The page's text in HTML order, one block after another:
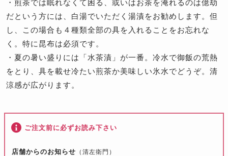
・煎茶では眠れなくて困る、或いはお茶を淹れるのは億劫
だという方には、白湯でいただく湯漬をお勧めします。但
し、この場合も４種類全部の具を入れることをお忘れな
く。特に昆布は必須です。
・夏の暑い盛りには「水茶漬」が一番。冷水で御飯の荒熱
をとり、具を載せ冷たい煎茶か美味しい氷水でどうぞ。清
涼感が広がります。
ご注文前に必ずお読み下さい
店舗からのお知らせ （清左衛門）